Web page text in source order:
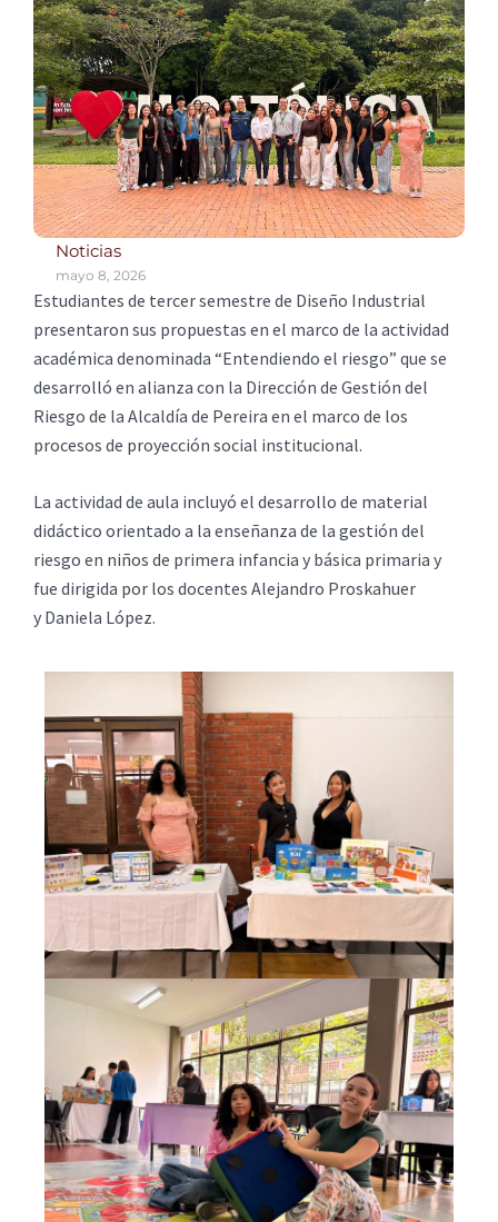
Noticias
mayo 8, 2026
Estudiantes de tercer semestre de Diseño Industrial
presentaron sus propuestas en el marco de la actividad
académica denominada “Entendiendo el riesgo” que se
desarrolló en alianza con la Dirección de Gestión del
Riesgo de la Alcaldía de Pereira en el marco de los
procesos de proyección social institucional.
La actividad de aula incluyó el desarrollo de material
didáctico orientado a la enseñanza de la gestión del
riesgo en niños de primera infancia y básica primaria y
fue dirigida por los docentes Alejandro Proskahuer
y Daniela López.